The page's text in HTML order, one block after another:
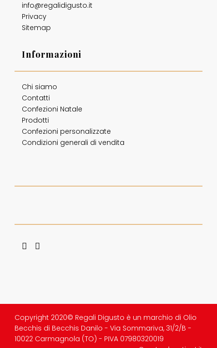
info@regalidigusto.it
Privacy
Sitemap
Informazioni
Chi siamo
Contatti
Confezioni Natale
Prodotti
Confezioni personalizzate
Condizioni generali di vendita
Copyright 2020© Regali Digusto è un marchio di Olio
Becchis di Becchis Danilo - Via Sommariva, 31/2/B -
10022 Carmagnola (TO) - PIVA 07980320019